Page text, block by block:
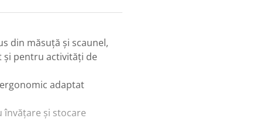
din măsuță și scaunel,
pentru activități de
adaptat
învățare și stocare